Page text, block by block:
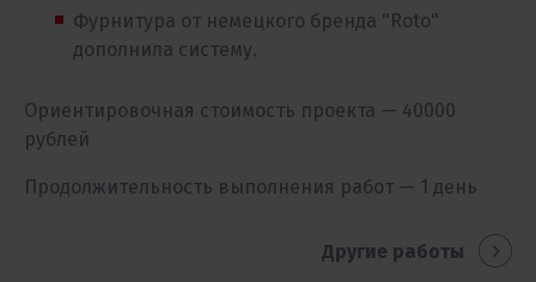
Фурнитура от немецкого бренда "Roto"
дополнила систему.
Ориентировочная стоимость проекта — 40000
рублей
Продолжительность выполнения работ — 1 день
Другие работы